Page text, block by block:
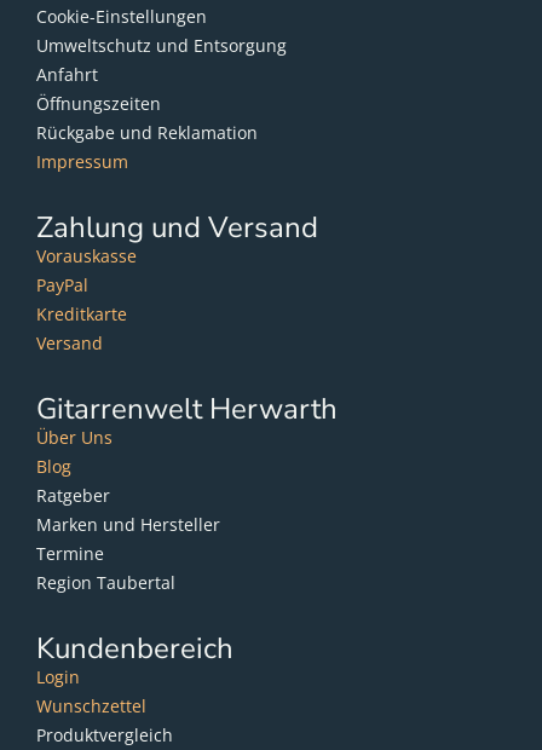
Cookie-Einstellungen
Umweltschutz und Entsorgung
Anfahrt
Öffnungszeiten
Rückgabe und Reklamation
Impressum
Zahlung und Versand
Vorauskasse
PayPal
Kreditkarte
Versand
Gitarrenwelt Herwarth
Über Uns
Blog
Ratgeber
Marken und Hersteller
Termine
Region Taubertal
Kundenbereich
Login
Wunschzettel
Produktvergleich